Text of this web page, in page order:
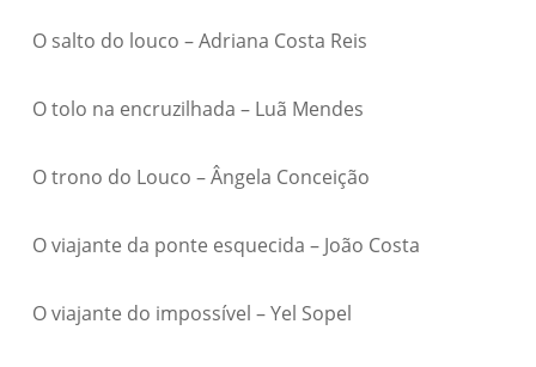
O salto do louco – Adriana Costa Reis
O tolo na encruzilhada – Luã Mendes
O trono do Louco – Ângela Conceição
O viajante da ponte esquecida – João Costa
O viajante do impossível – Yel Sopel